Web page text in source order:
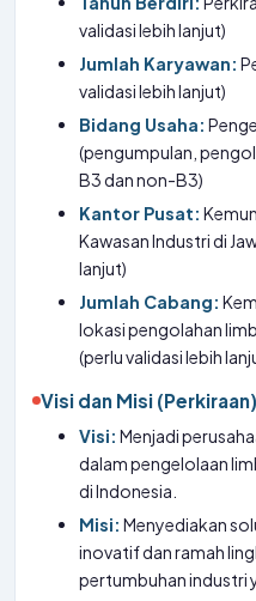
validasi lebih lanjut)
Jumlah Karyawan:
validasi lebih lanjut)
Bidang Usaha:
(pengumpulan,
B3 dan non-B3)
Kantor Pusat:
Kawasan Industri di
lanjut)
Jumlah Cabang:
lokasi pengolahan
(perlu validasi lebih
Visi dan Misi (Perkiraan)
Visi: Menjadi
dalam pengelolaan
di Indonesia.
Misi: Menyediakan
inovatif dan ramah
pertumbuhan industri